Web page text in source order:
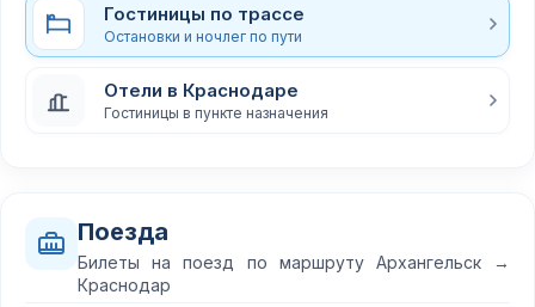
Гостиницы по трассе
Остановки и ночлег по пути
Отели в Краснодаре
Гостиницы в пункте назначения
Поезда
Билеты на поезд по маршруту Архангельск →
Краснодар